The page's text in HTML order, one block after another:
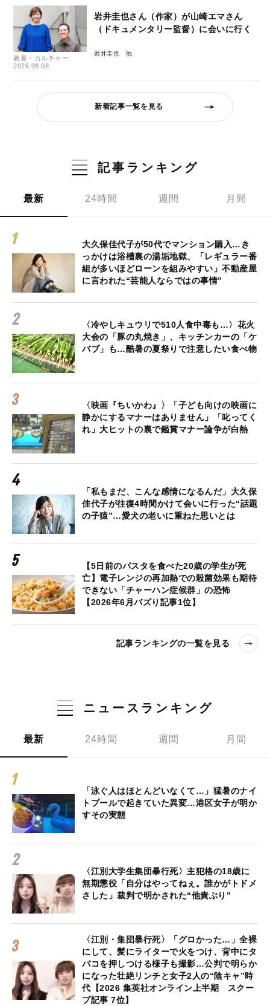
教養・カルチャー
2026.08.08
岩井圭也さん（作家）が山崎エマさん
（ドキュメンタリー監督）に会いに行く
岩井圭也
新着記事一覧を見る
記事ランキング
最新 24時間 週間 月間
大久保佳代子が50代でマンション購入…き
っかけは浴槽裏の湯垢地獄、「レギュラー番
組が多いほどローンを組みやすい」不動産屋
に言われた“芸能人ならではの事情”
〈冷やしキュウリで510人食中毒も…〉花火
大会の「豚の丸焼き」、キッチンカーの「ケ
バブ」も…酷暑の夏祭りで注意したい食べ物
〈映画『ちいかわ』〉「子ども向けの映画に
静かにするマナーはありません」「叱ってく
れ」大ヒットの裏で鑑賞マナー論争が白熱
「私もまだ、こんな感情になるんだ」大久保
佳代子が往復4時間かけて会いに行った“話題
の子猿”…愛犬の老いに重ねた思いとは
【5日前のパスタを食べた20歳の学生が死
亡】電子レンジの再加熱での殺菌効果も期待
できない「チャーハン症候群」の恐怖
【2026年6月バズり記事1位】
記事ランキングの一覧を見る
ニュースランキング
最新 24時間 週間 月間
「泳ぐ人はほとんどいなくて…」猛暑のナイ
トプールで起きていた異変…港区女子が明か
すその実態
〈江別大学生集団暴行死〉主犯格の18歳に
無期懲役「自分はやってねぇ。誰かがトドメ
さした」裁判で明かされた“他責ぶり”
〈江別・集団暴行死〉「グロかった…」全裸
にして、髪にライターで火をつけ、背中にタ
バコを押しつける様子も撮影…公判で明らか
になった壮絶リンチと女子2人の“陰キャ”時
代【2026 集英社オンライン上半期 スクー
プ記事 7位】